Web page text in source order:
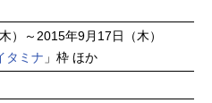
）～2015年9月17日（木）
タミナ 」枠 ほか